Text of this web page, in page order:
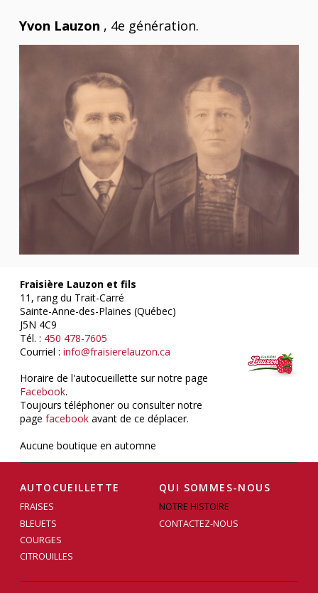
Yvon Lauzon , 4e génération.
Fraisière Lauzon et fils
11, rang du Trait-Carré
Sainte-Anne-des-Plaines (Québec)
J5N 4C9
Tél. : 450 478-7605
Courriel : info@fraisierelauzon.ca
Horaire de l'autocueillette sur notre page
Facebook.
Toujours téléphoner ou consulter notre
page facebook avant de ce déplacer.
Aucune boutique en automne
AUTOCUEILLETTE
FRAISES
BLEUETS
COURGES
CITROUILLES
QUI SOMMES-NOUS
NOTRE HISTOIRE
CONTACTEZ-NOUS